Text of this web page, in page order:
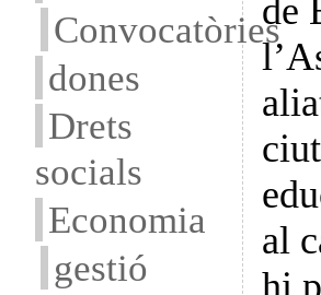
Convocatòries
dones
Drets
socials
Economia
gestió
de
al